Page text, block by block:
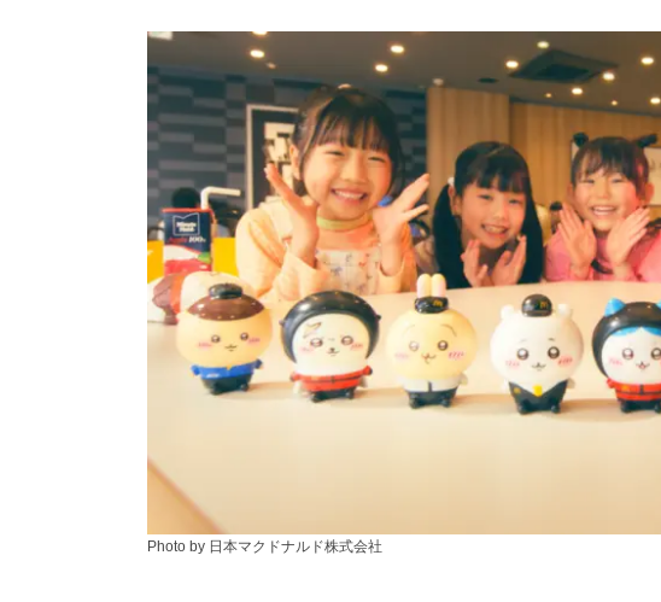
Photo by 日本マクドナルド株式会社